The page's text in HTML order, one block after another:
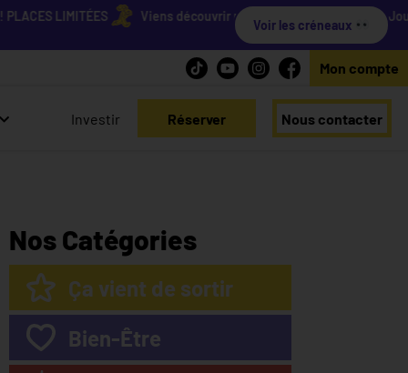
LIMITÉES Viens découvrir nos résidences lors de nos
Voir les créneaux
Mon compte
Investir Réserver Nous contacter
Nos Catégories
Ça vient de sortir
Bien-Être